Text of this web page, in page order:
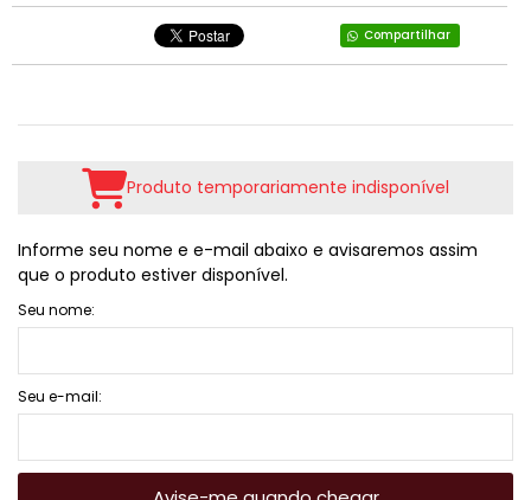
Compartilhar
Produto temporariamente indisponível
Informe seu nome e e-mail abaixo e avisaremos assim
que o produto estiver disponível.
Seu nome:
Seu e-mail: